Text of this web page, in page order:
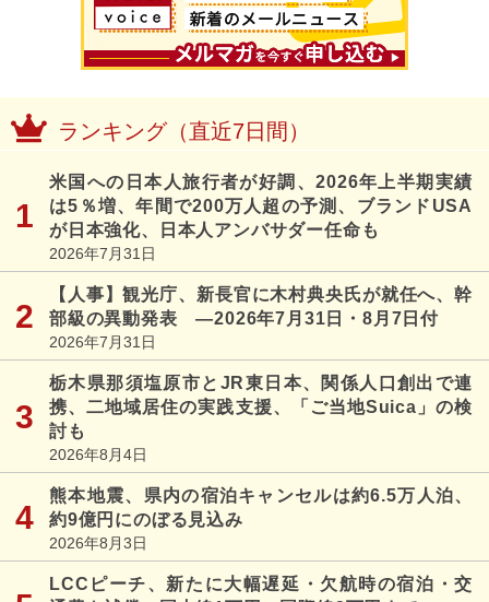
ランキング（直近7日間）
米国への日本人旅行者が好調、2026年上半期実績
は5％増、年間で200万人超の予測、ブランドUSA
が日本強化、日本人アンバサダー任命も
2026年7月31日
【人事】観光庁、新長官に木村典央氏が就任へ、幹
部級の異動発表 ―2026年7月31日・8月7日付
2026年7月31日
栃木県那須塩原市とJR東日本、関係人口創出で連
携、二地域居住の実践支援、「ご当地Suica」の検
討も
2026年8月4日
熊本地震、県内の宿泊キャンセルは約6.5万人泊、
約9億円にのぼる見込み
2026年8月3日
LCCピーチ、新たに大幅遅延・欠航時の宿泊・交